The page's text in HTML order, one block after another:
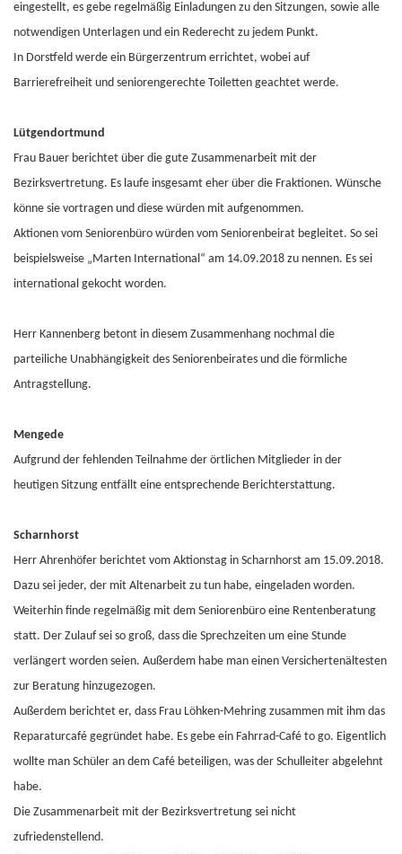
eingestellt, es gebe regelmäßig Einladungen zu den Sitzungen, sowie alle
notwendigen Unterlagen und ein Rederecht zu jedem Punkt.
In Dorstfeld werde ein Bürgerzentrum errichtet, wobei auf
Barrierefreiheit und seniorengerechte Toiletten geachtet werde.
Lütgendortmund
Frau Bauer berichtet über die gute Zusammenarbeit mit der
Bezirksvertretung. Es laufe insgesamt eher über die Fraktionen. Wünsche
könne sie vortragen und diese würden mit aufgenommen.
Aktionen vom Seniorenbüro würden vom Seniorenbeirat begleitet. So sei
beispielsweise „Marten International“ am 14.09.2018 zu nennen. Es sei
international gekocht worden.
Herr Kannenberg betont in diesem Zusammenhang nochmal die
parteiliche Unabhängigkeit des Seniorenbeirates und die förmliche
Antragstellung.
Mengede
Aufgrund der fehlenden Teilnahme der örtlichen Mitglieder in der
heutigen Sitzung entfällt eine entsprechende Berichterstattung.
Scharnhorst
Herr Ahrenhöfer berichtet vom Aktionstag in Scharnhorst am 15.09.2018.
Dazu sei jeder, der mit Altenarbeit zu tun habe, eingeladen worden.
Weiterhin finde regelmäßig mit dem Seniorenbüro eine Rentenberatung
statt. Der Zulauf sei so groß, dass die Sprechzeiten um eine Stunde
verlängert worden seien. Außerdem habe man einen Versichertenältesten
zur Beratung hinzugezogen.
Außerdem berichtet er, dass Frau Löhken-Mehring zusammen mit ihm das
Reparaturcafé gegründet habe. Es gebe ein Fahrrad-Café to go. Eigentlich
wollte man Schüler an dem Café beteiligen, was der Schulleiter abgelehnt
habe.
Die Zusammenarbeit mit der Bezirksvertretung sei nicht
zufriedenstellend.